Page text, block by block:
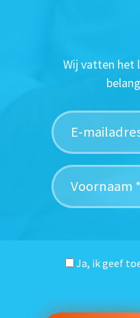
Wij vatten het
Ja, ik geef